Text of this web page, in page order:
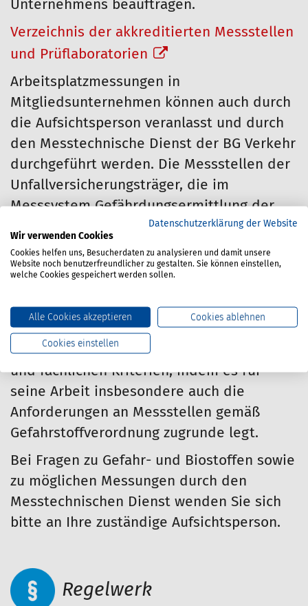
Unternehmens beauftragen.
Verzeichnis der akkreditierten Messstellen
und Prüflaboratorien
Arbeitsplatzmessungen in
Mitgliedsunternehmen können auch durch
die Aufsichtsperson veranlasst und durch
den Messtechnische Dienst der BG Verkehr
durchgeführt werden. Die Messstellen der
Unfallversicherungsträger, die im
Messsystem Gefährdungsermittlung der
Unfallversicherungsträger (MGU)
zusammengeschlossen sind, führen
Messungen in Erfüllung ihres
durch und nicht auf Basis der GefStoffV.
Das MGU erfüllt die für die
Aufgabenstellung notwendigen formalen
und fachlichen Kriterien, indem es für
seine Arbeit insbesondere auch die
Anforderungen an Messstellen gemäß
Gefahrstoffverordnung zugrunde legt.
Bei Fragen zu Gefahr- und Biostoffen sowie
zu möglichen Messungen durch den
Messtechnischen Dienst wenden Sie sich
bitte an Ihre zuständige Aufsichtsperson.
Regelwerk
Datenschutzerklärung der Website
Wir verwenden Cookies
Cookies helfen uns, Besucherdaten zu analysieren und damit unsere
Website noch benutzerfreundlicher zu gestalten. Sie können einstellen,
welche Cookies gespeichert werden sollen.
Alle Cookies akzeptieren Cookies ablehnen
Cookies einstellen